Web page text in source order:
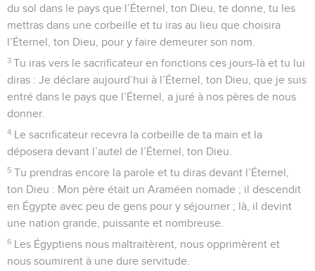
Moïse et les sacrificateurs -Lévites parlèrent à tout Israël,
en ces termes : Israël, fais silence et écoute ! Aujourd’hui, tu
Tu obéiras à la voix de l’Éternel, ton Dieu, et tu mettras en
pratique ses commandements et ses prescriptions que je te
donne aujourd’hui.
Le même jour, Moïse donna cet ordre au peuple :
12 Quand vous aurez passé le Jourdain, Siméon, Lévi, Juda,
Issacar, Joseph et Benjamin se tiendront sur le mont Garizim
pour bénir le peuple,
13 tandis que Ruben, Gad, Aser, Zabulon, Dan et Nephthali se
tiendront sur le mont Ébal pour (prononcer) l’imprécation.
Les douze malédictions